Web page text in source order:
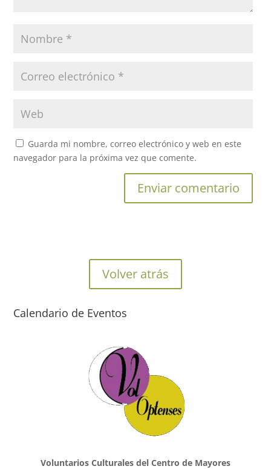
Guarda mi nombre, correo electrónico y web en este
navegador para la próxima vez que comente.
Volver atrás
Calendario de Eventos
Voluntarios Culturales del Centro de Mayores